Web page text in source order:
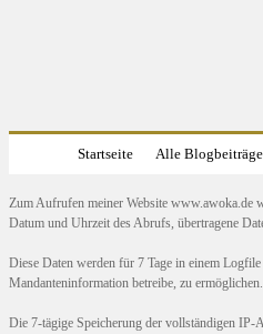
Startseite Alle Blogbeiträge
Zum Aufrufen meiner Website www.awoka.de
Datum und Uhrzeit des Abrufs, übertragene
Diese Daten werden für 7 Tage in einem
Mandanteninformation betreibe, zu ermöglichen.
Die 7-tägige Speicherung der vollständigen IP-